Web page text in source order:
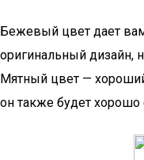
Бежевый цвет дает
оригинальный дизайн,
Мятный цвет —
он также будет хорошо